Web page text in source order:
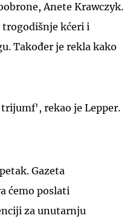
Anete Krawczyk.
trogodišnje kćeri i
Također je rekla kako
rekao je Lepper.
Gazeta
ćemo poslati
za unutarnju